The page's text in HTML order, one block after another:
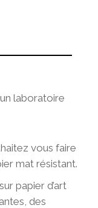
laboratoire
vous faire
mat résistant.
papier d’art
des